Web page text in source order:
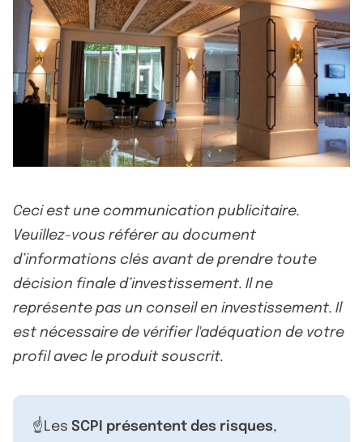
Ceci est une communication publicitaire.
Veuillez-vous référer au document
d’informations clés avant de prendre toute
décision finale d’investissement. Il ne
représente pas un conseil en investissement. Il
est nécessaire de vérifier l'adéquation de votre
profil avec le produit souscrit.
☝️Les SCPI présentent des risques,